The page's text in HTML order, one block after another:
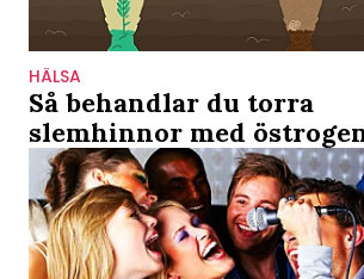
HÄLSA
Så behandlar du torra
slemhinnor med